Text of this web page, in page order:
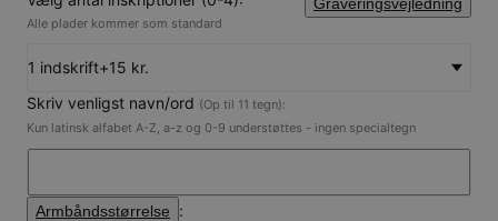
Alle plader kommer som standard
1 indskrift+15 kr.
Skriv venligst navn/ord (Op til 11 tegn):
Kun latinsk alfabet A-Z, a-z og 0-9 understøttes - ingen specialtegn
Armbåndsstørrelse :